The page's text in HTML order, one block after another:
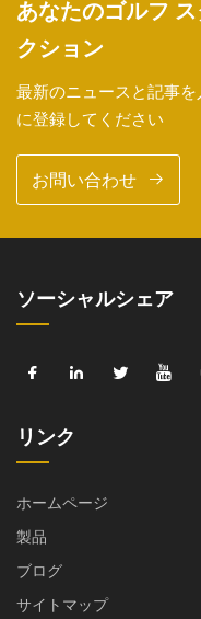
あなたのゴルフ
クション
最新のニュースと記事
に登録してください
お問い合わせ
ソーシャルシェア
リンク
ホームページ
製品
ブログ
サイトマップ